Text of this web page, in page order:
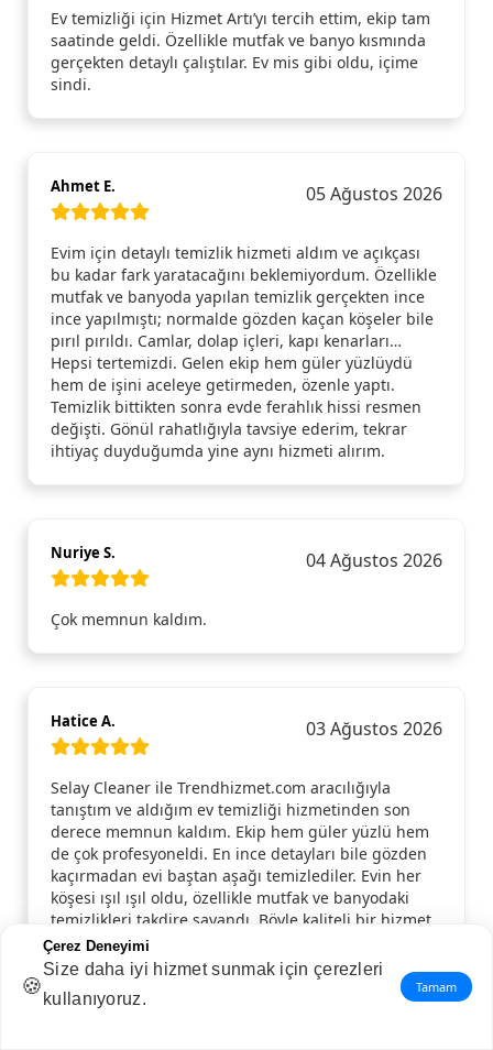
Ev temizliği için Hizmet Artı’yı tercih ettim, ekip tam
saatinde geldi. Özellikle mutfak ve banyo kısmında
gerçekten detaylı çalıştılar. Ev mis gibi oldu, içime
sindi.
Ahmet E. 05 Ağustos 2026
Evim için detaylı temizlik hizmeti aldım ve açıkçası
bu kadar fark yaratacağını beklemiyordum. Özellikle
mutfak ve banyoda yapılan temizlik gerçekten ince
ince yapılmıştı; normalde gözden kaçan köşeler bile
pırıl pırıldı. Camlar, dolap içleri, kapı kenarları…
Hepsi tertemizdi. Gelen ekip hem güler yüzlüydü
hem de işini aceleye getirmeden, özenle yaptı.
Temizlik bittikten sonra evde ferahlık hissi resmen
değişti. Gönül rahatlığıyla tavsiye ederim, tekrar
ihtiyaç duyduğumda yine aynı hizmeti alırım.
Nuriye S. 04 Ağustos 2026
Çok memnun kaldım.
Hatice A. 03 Ağustos 2026
Selay Cleaner ile Trendhizmet.com aracılığıyla
tanıştım ve aldığım ev temizliği hizmetinden son
derece memnun kaldım. Ekip hem güler yüzlü hem
de çok profesyoneldi. En ince detayları bile gözden
kaçırmadan evi baştan aşağı temizlediler. Evin her
köşesi ışıl ışıl oldu, özellikle mutfak ve banyodaki
temizlikleri takdire şayandı. Böyle kaliteli bir hizmet
almak beni gerçekten mutlu etti. Selay Cleaner
ekibini ve Trendhizmet.com’u, pratik ve güvenilir
hizmet arayan herkese tavsiye ederim!
🍪
Çerez Deneyimi
Size daha iyi hizmet sunmak için çerezleri
kullanıyoruz.
Tamam